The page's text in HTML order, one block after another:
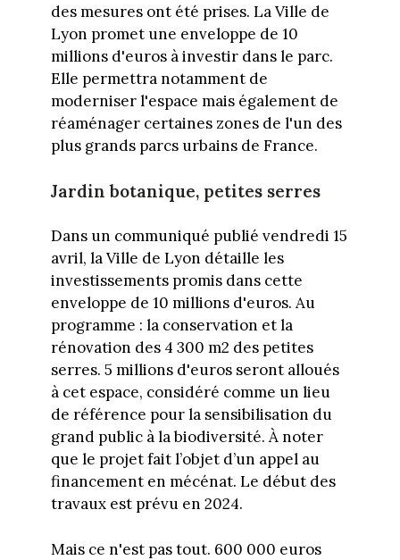
des mesures ont été prises. La Ville de
Lyon promet une enveloppe de 10
millions d'euros à investir dans le parc.
Elle permettra notamment de
moderniser l'espace mais également de
réaménager certaines zones de l'un des
plus grands parcs urbains de France.
Jardin botanique, petites serres
Dans un communiqué publié vendredi 15
avril, la Ville de Lyon détaille les
investissements promis dans cette
enveloppe de 10 millions d'euros. Au
programme : la conservation et la
rénovation des 4 300 m2 des petites
serres. 5 millions d'euros seront alloués
à cet espace, considéré comme un lieu
de référence pour la sensibilisation du
grand public à la biodiversité. À noter
que le projet fait l’objet d’un appel au
financement en mécénat. Le début des
travaux est prévu en 2024.
Mais ce n'est pas tout. 600 000 euros